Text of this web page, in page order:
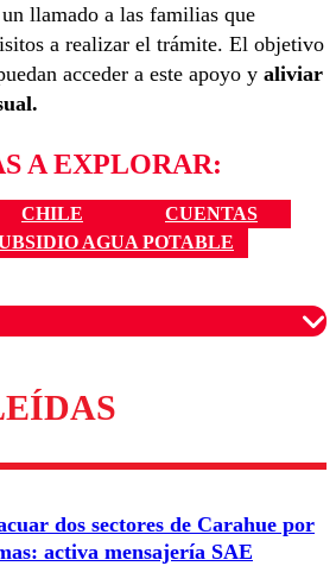
llamado a las familias que
a realizar el trámite. El objetivo
acceder a este apoyo y aliviar
A EXPLORAR:
CHILE
CUENTAS
AGUA POTABLE
son moderados para garantizar un
respetuoso.
dos sectores de Carahue por
activa mensajería SAE